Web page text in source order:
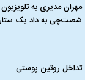
مهران مدیری به
شصت‌چی به داد یک
تداخل روتین پوستی